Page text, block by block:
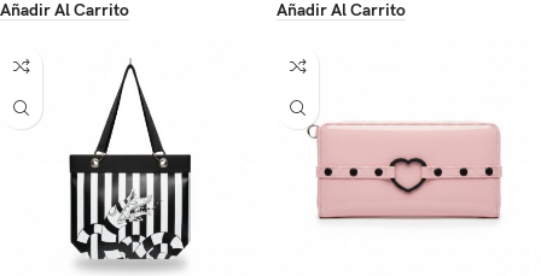
Añadir Al Carrito Añadir Al Carrito